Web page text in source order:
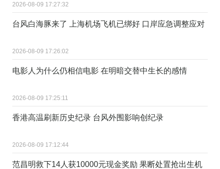
2026-08-09 17:27:32
台风白海豚来了 上海机场飞机已绑好 口岸应急调整应对
2026-08-09 17:26:02
电影人为什么仍相信电影 在明暗交替中生长的感情
2026-08-09 17:25:11
香港高温刷新历史纪录 台风外围影响创纪录
2026-08-09 17:12:44
范昌明救下14人获10000元现金奖励 果断处置抢出生机